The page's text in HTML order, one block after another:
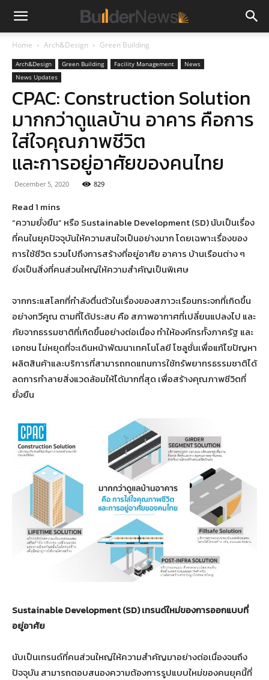
Home Arch&Design Green Building
Arch&Design Green Building Facility Management
News
News Updates
CPAC: Construction Solution
มากกว่าดูแลบ้าน อาคาร คือการ
ใส่ใจคุณภาพชีวิต
และการอยู่อาศัยของคนไทย
December 5, 2020 829
“ความยั่งยืน” หรือ Sustainable Development (SD) นับเป็นเรื่อง
ที่คนในยุคปัจจุบันให้ความสนใจเป็นอย่างมาก โดยเฉพาะเรื่องของ
การใช้ชีวิต รวมไปถึงการสร้างที่อยู่อาศัย อาคาร บ้านเรือนต่าง ๆ
ยิ่งเป็นสิ่งที่คนส่วนใหญ่ให้ความสำคัญเป็นพิเศษ
จากกระแสโลกที่กำลังตื่นตัวในเรื่องของสภาวะเรือนกระจกที่เกิดขึ้น
อย่างทวีคูณ ตามที่ได้ประสบ คือ สภาพอากาศที่เปลี่ยนแปลงไป และ
ภัยจากธรรมชาติที่เกิดขึ้นอย่างต่อเนื่อง ทำให้องค์กรทั้งภาครัฐ และ
เอกชน ไม่หยุดที่จะเดินหน้าพัฒนาเทคโนโลยี โซลูชั่นเพื่อแก้ไขปัญหา
ผลิตสินค้าและบริการที่สามารถทดแทนการใช้ทรัพยากรธรรมชาติได้
ลดการทำลายสิ่งแวดล้อมให้ได้มากที่สุด เพื่อสร้างคุณภาพชีวิตที่
ยั่งยืน
Sustainable Development(SD) เทรนด์ใหม่ของการออกแบบที่
อยู่อาศัย
นับเป็นเทรนด์ที่คนส่วนใหญ่ให้ความสำคัญมาอย่างต่อเนื่องจนถึง
ปัจจุบัน สามารถตอบสนองความต้องการรูปแบบใหม่ของคนยุคนี้ที่